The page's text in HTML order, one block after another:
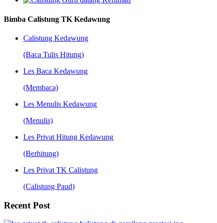
Bimba Calistung TK Kedawung
Calistung Kedawung
(Baca Tulis Hitung)
Les Baca Kedawung
(Membaca)
Les Menulis Kedawung
(Menulis)
Les Privat Hitung Kedawung
(Berhitung)
Les Privat TK Calistung
(Calistung Paud)
Recent Post